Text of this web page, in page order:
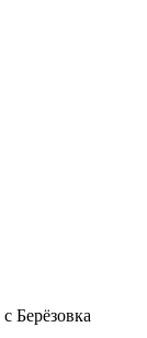
Берёзовка